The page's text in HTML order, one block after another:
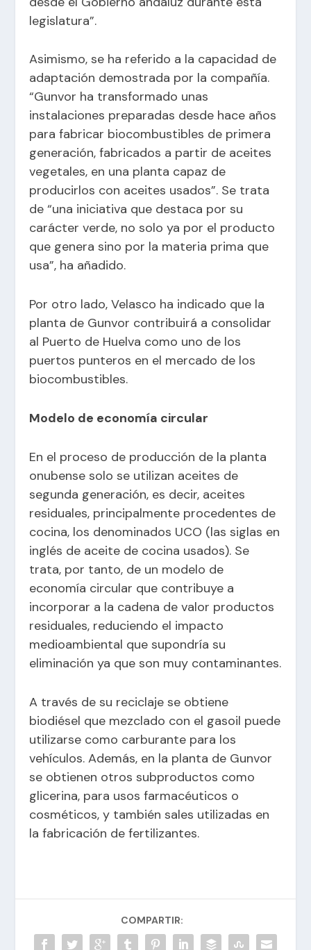
legislatura”.
Asimismo, se ha referido a la capacidad de
adaptación demostrada por la compañía.
“Gunvor ha transformado unas
instalaciones preparadas desde hace años
para fabricar biocombustibles de primera
generación, fabricados a partir de aceites
vegetales, en una planta capaz de
producirlos con aceites usados”. Se trata
de “una iniciativa que destaca por su
carácter verde, no solo ya por el producto
que genera sino por la materia prima que
usa”, ha añadido.
Por otro lado, Velasco ha indicado que la
planta de Gunvor contribuirá a consolidar
al Puerto de Huelva como uno de los
puertos punteros en el mercado de los
biocombustibles.
Modelo de economía circular
En el proceso de producción de la planta
onubense solo se utilizan aceites de
segunda generación, es decir, aceites
residuales, principalmente procedentes de
cocina, los denominados UCO (las siglas en
inglés de aceite de cocina usados). Se
trata, por tanto, de un modelo de
economía circular que contribuye a
incorporar a la cadena de valor productos
residuales, reduciendo el impacto
medioambiental que supondría su
eliminación ya que son muy contaminantes.
A través de su reciclaje se obtiene
biodiésel que mezclado con el gasoil puede
utilizarse como carburante para los
vehículos. Además, en la planta de Gunvor
se obtienen otros subproductos como
glicerina, para usos farmacéuticos o
cosméticos, y también sales utilizadas en
la fabricación de fertilizantes.
COMPARTIR: